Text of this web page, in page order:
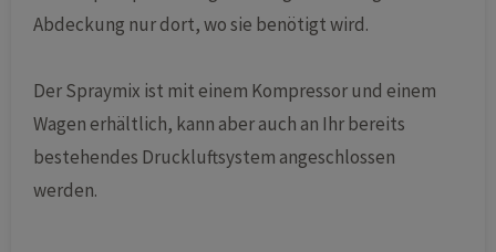
Abdeckung nur dort, wo sie benötigt wird.
Der Spraymix ist mit einem Kompressor und einem
Wagen erhältlich, kann aber auch an Ihr bereits
bestehendes Druckluftsystem angeschlossen
werden.